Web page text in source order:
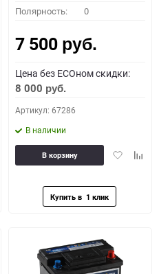
Полярность: 0
7 500 руб.
Цена без ECOном скидки:
8 000 руб.
Артикул: 67286
В наличии
Добавить
В корзину